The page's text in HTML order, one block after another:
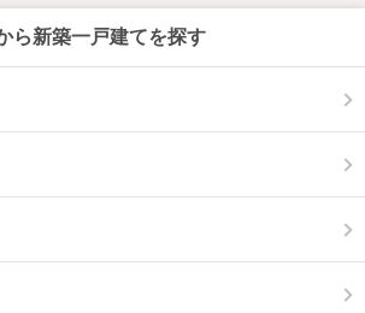
ら新築一戸建てを探す